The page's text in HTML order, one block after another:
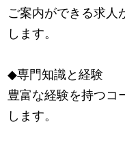
ご案内ができる求人
します。
◆専門知識と経験
豊富な経験を持つコ
します。